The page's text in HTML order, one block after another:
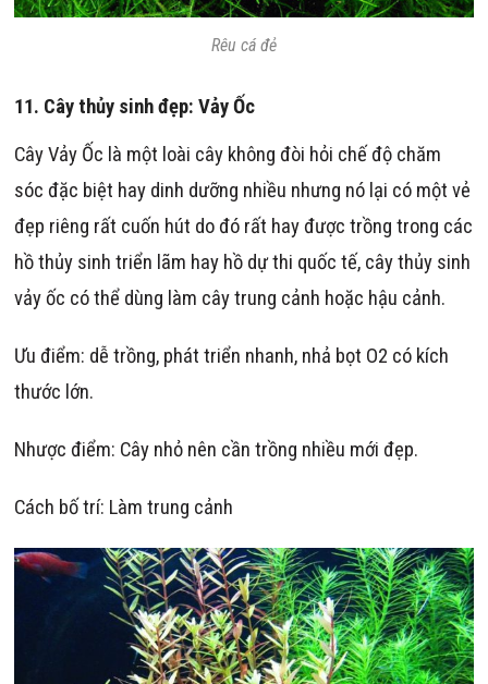
Rêu cá đẻ
11. Cây thủy sinh đẹp: Vảy Ốc
Cây Vảy Ốc là một loài cây không đòi hỏi chế độ chăm
sóc đặc biệt hay dinh dưỡng nhiều nhưng nó lại có một vẻ
đẹp riêng rất cuốn hút do đó rất hay được trồng trong các
hồ thủy sinh triển lãm hay hồ dự thi quốc tế, cây thủy sinh
vảy ốc có thể dùng làm cây trung cảnh hoặc hậu cảnh.
Ưu điểm: dễ trồng, phát triển nhanh, nhả bọt O2 có kích
thước lớn.
Nhược điểm: Cây nhỏ nên cần trồng nhiều mới đẹp.
Cách bố trí: Làm trung cảnh